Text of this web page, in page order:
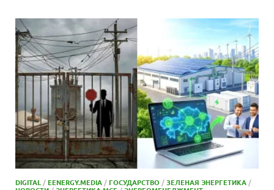
DIGITAL /EENERGY.MEDIA /ГОСУДАРСТВО /ЗЕЛЕНАЯ ЭНЕРГЕТИКА /